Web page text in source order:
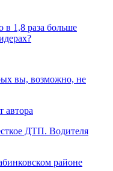
в 1,8 раза больше
вы, возможно, не
автора
ДТП. Водителя
районе